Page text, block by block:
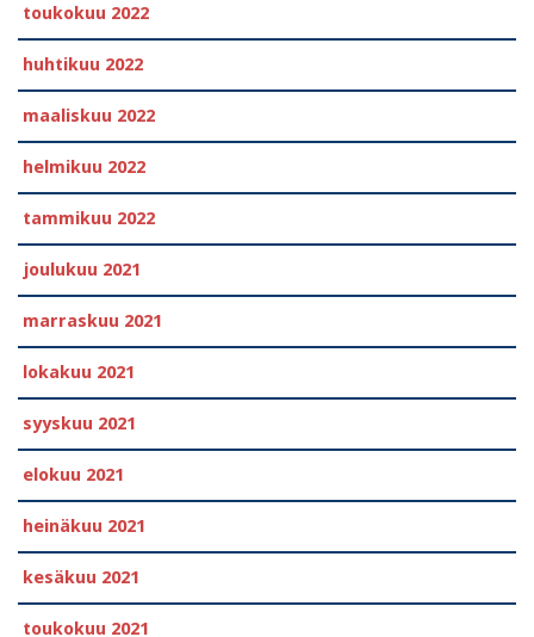
toukokuu 2022
huhtikuu 2022
maaliskuu 2022
helmikuu 2022
tammikuu 2022
joulukuu 2021
marraskuu 2021
lokakuu 2021
syyskuu 2021
elokuu 2021
heinäkuu 2021
kesäkuu 2021
toukokuu 2021